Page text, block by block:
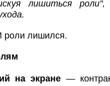
лишиться
роли лишился.
на экране —